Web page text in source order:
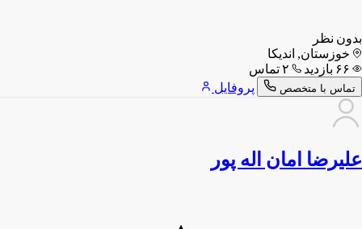
بدون نظر
خوزستان, اندیکا
تماس با متخصص پروفایل
علیرضا امان اله پور